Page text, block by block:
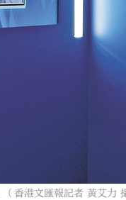
（香港文匯報記者 黃艾力